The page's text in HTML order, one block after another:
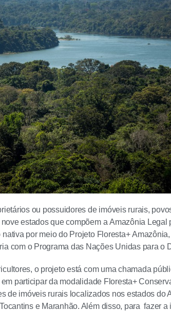
ou possuidores de imóveis rurais,
estados que compõem a Amazônia Legal
por meio do Projeto Floresta+
com o Programa das Nações Unidas para o
o projeto está com uma chamada
participar da modalidade Floresta+
de imóveis rurais localizados nos estados do
e Maranhão. Além disso, para fazer